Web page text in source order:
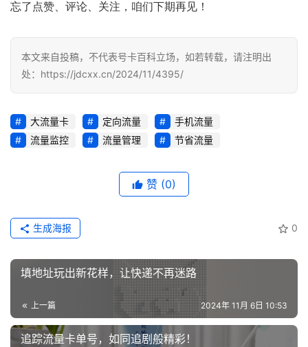
忘了点赞、评论、关注，咱们下期再见！
本文来自投稿，不代表号卡百科立场，如若转载，请注明出
处：https://jdcxx.cn/2024/11/4395/
大流量卡 定向流量
手机流量
流量监控
流量管理 节省流量
赞 (0)
0
生成海报
填地址玩出新花样，让快递不再迷路
上一篇 2024年 11月 6日 10:53
追踪流量卡单号，如同追剧般精彩！